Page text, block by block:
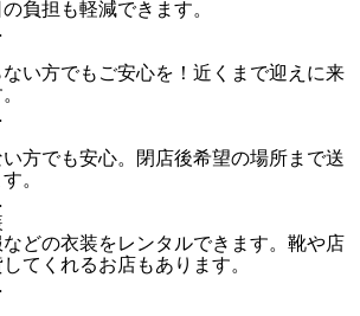
負担も軽減できます。
い方でもご安心を！近くまで迎えに来
方でも安心。閉店後希望の場所まで送
。
などの衣装をレンタルできます。靴や店
てくれるお店もあります。